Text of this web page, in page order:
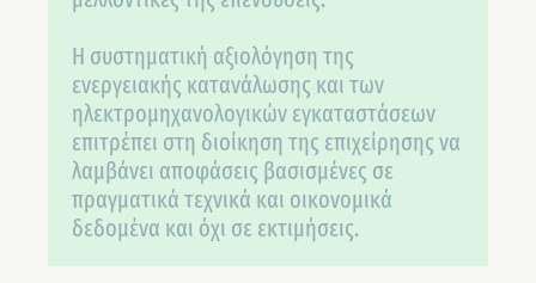
Η συστηματική αξιολόγηση της
ενεργειακής κατανάλωσης και των
ηλεκτρομηχανολογικών εγκαταστάσεων
επιτρέπει στη διοίκηση της επιχείρησης να
λαμβάνει αποφάσεις βασισμένες σε
πραγματικά τεχνικά και οικονομικά
δεδομένα και όχι σε εκτιμήσεις.